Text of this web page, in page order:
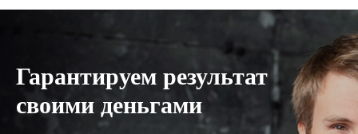
Гарантируем результат
своими деньгами